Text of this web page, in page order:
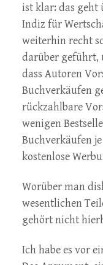
ist klar: das geht
Indiz für
weiterhin recht
darüber geführt,
dass Autoren
Buchverkäufen
rückzahlbare
wenigen
Buchverkäufen
kostenlose
Worüber man
wesentlichen
gehört nicht
Ich habe es vor